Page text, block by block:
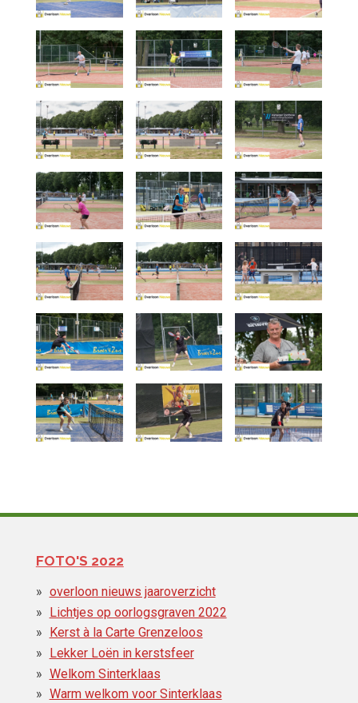
FOTO'S 2022
overloon nieuws jaaroverzicht
Lichtjes op oorlogsgraven 2022
Kerst à la Carte Grenzeloos
Lekker Loën in kerstsfeer
Welkom Sinterklaas
Warm welkom voor Sinterklaas